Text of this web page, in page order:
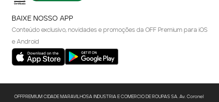
BAIXE NOSSO APP
Conteúdo exclusivo, novidades e promoções da OFF Premium para iOS
e Android
OFFPREMIUM CIDADE MARAVILHOSA INDUSTRIA E COMERCIO DE ROUPAS SA. Av. Coronel